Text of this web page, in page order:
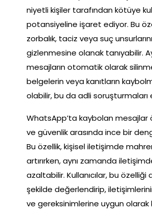
niyetli kişiler tarafından kötüye
potansiyeline işaret ediyor. Bu
zorbalık, taciz veya suç
gizlenmesine olanak tanıyabilir.
mesajların otomatik olarak
belgelerin veya kanıtların
olabilir, bu da adli soruşturmaları
WhatsApp’ta kaybolan mesajlar
ve güvenlik arasında ince bir
Bu özellik, kişisel iletişimde
artırırken, aynı zamanda
azaltabilir. Kullanıcılar, bu özelliği
şekilde değerlendirip,
ve gereksinimlerine uygun olarak